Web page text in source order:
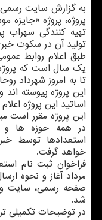
به گزارش سایت رسمی
پروژه، پروژه
تولید آن در سکوت
طبق اعلام روابط
یک سال است که
تا به امروز شهرداد
این پروژه پیوسته
اساتید این پروژه
این پروژه مقرر است
در همه حوزه ها
استعدادها توسط
خواهد گرفت.
مرداد آغاز و نحوه
صفحه رسمی، سایت و
شد.
در توضیحات تکمیلی